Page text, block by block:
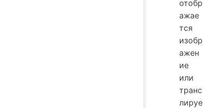
отобр
ажае
тся
изобр
ажен
ие
или
транс
лируе